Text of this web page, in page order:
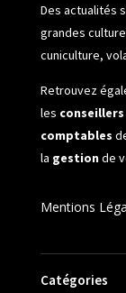
Des actualités
grandes
cuniculture,
Retrouvez
les
comptables
la gestionde
Mentions
Catégories